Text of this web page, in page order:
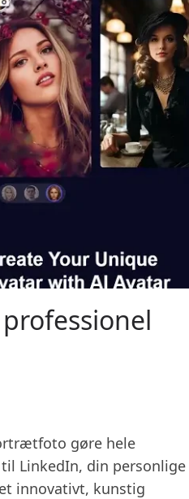
gøre hele
LinkedIn, din personlige
innovativt, kunstig